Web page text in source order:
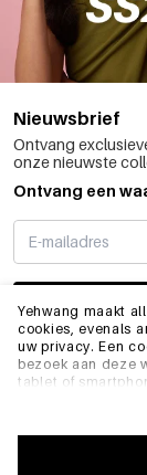
Yehwang maakt
cookies, evenals
uw privacy. Een
bezoek aan deze
tablet of
functioneert en
Ze stellen ons
ervoor te zorgen
Nieuwsbrief
Ontvang
onze nieuwste
Ontvang een
INFO